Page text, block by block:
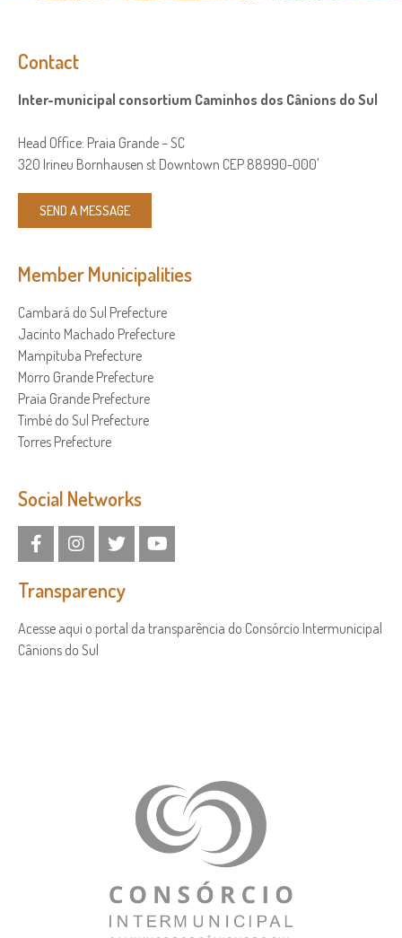
Contact
Inter-municipal consortium Caminhos dos Cânions do Sul
Head Office: Praia Grande – SC
320 Irineu Bornhausen st Downtown CEP 88990-000'
SEND A MESSAGE
Member Municipalities
Cambará do Sul Prefecture
Jacinto Machado Prefecture
Mampituba Prefecture
Morro Grande Prefecture
Praia Grande Prefecture
Timbé do Sul Prefecture
Torres Prefecture
Social Networks
Transparency
Acesse aqui o portal da transparência do Consórcio Intermunicipal
Cânions do Sul